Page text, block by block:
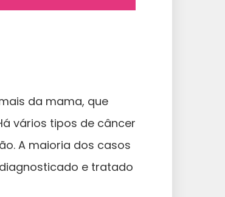
da mama, que
vários tipos de câncer
A maioria dos casos
e tratado